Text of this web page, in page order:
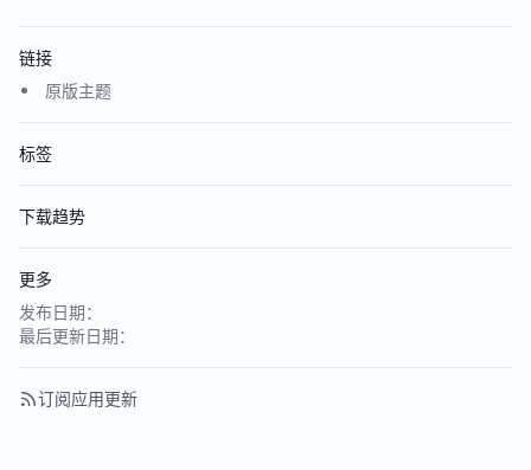
链接
原版主题
标签
下载趋势
更多
发布日期：
最后更新日期：
订阅应用更新